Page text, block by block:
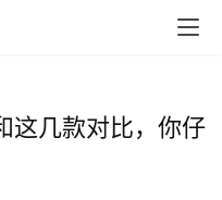
这几款对比，你仔